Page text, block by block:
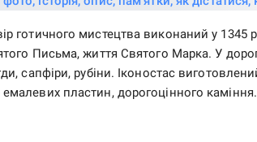
готичного мистецтва виконаний у 1345
Письма, життя Святого Марка. У
сапфіри, рубіни. Іконостас
пластин, дорогоцінного каміння.